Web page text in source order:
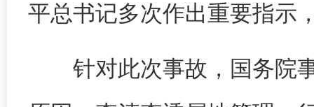
平总书记多次作出重要指示
针对此次事故，国务院